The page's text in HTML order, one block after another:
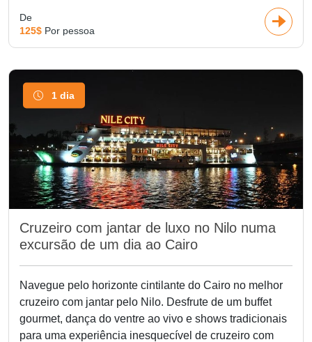
De
125$ Por pessoa
1 dia
Cruzeiro com jantar de luxo no Nilo numa
excursão de um dia ao Cairo
Navegue pelo horizonte cintilante do Cairo no melhor
cruzeiro com jantar pelo Nilo. Desfrute de um buffet
gourmet, dança do ventre ao vivo e shows tradicionais
para uma experiência inesquecível de cruzeiro com